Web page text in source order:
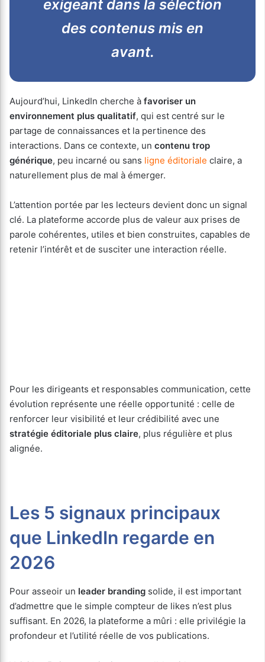
exigeant dans la sélection
des contenus mis en
avant.
Aujourd’hui, LinkedIn cherche à favoriser un
environnement plus qualitatif, qui est centré sur le
partage de connaissances et la pertinence des
interactions. Dans ce contexte, un contenu trop
générique, peu incarné ou sans ligne éditoriale claire, a
naturellement plus de mal à émerger.
L’attention portée par les lecteurs devient donc un signal
clé. La plateforme accorde plus de valeur aux prises de
parole cohérentes, utiles et bien construites, capables de
retenir l’intérêt et de susciter une interaction réelle.
Pour les dirigeants et responsables communication, cette
évolution représente une réelle opportunité : celle de
renforcer leur visibilité et leur crédibilité avec une
stratégie éditoriale plus claire, plus régulière et plus
alignée.
Les 5 signaux principaux
que LinkedIn regarde en
2026
Pour asseoir un leader branding solide, il est important
d’admettre que le simple compteur de likes n’est plus
suffisant. En 2026, la plateforme a mûri : elle privilégie la
profondeur et l’utilité réelle de vos publications.